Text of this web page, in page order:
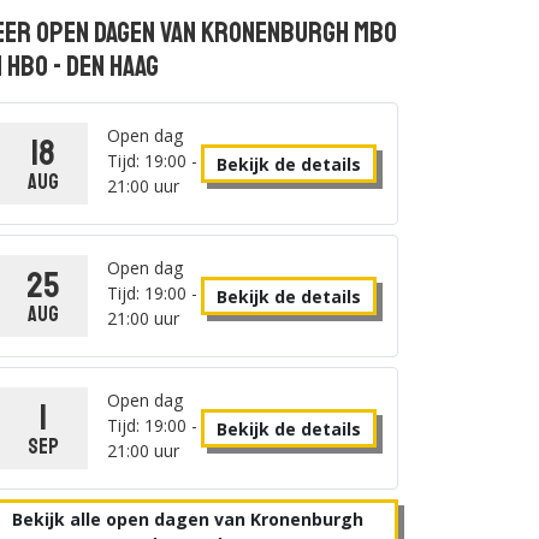
open dagen van Kronenburgh Mbo
- Den Haag
18
aug
Open dag
Tijd: 19:00 -
21:00 uur
Bekijk de details
25
aug
Open dag
Tijd: 19:00 -
21:00 uur
Bekijk de details
1
sep
Open dag
Tijd: 19:00 -
21:00 uur
Bekijk de details
Bekijk alle open dagen van Kronenburgh